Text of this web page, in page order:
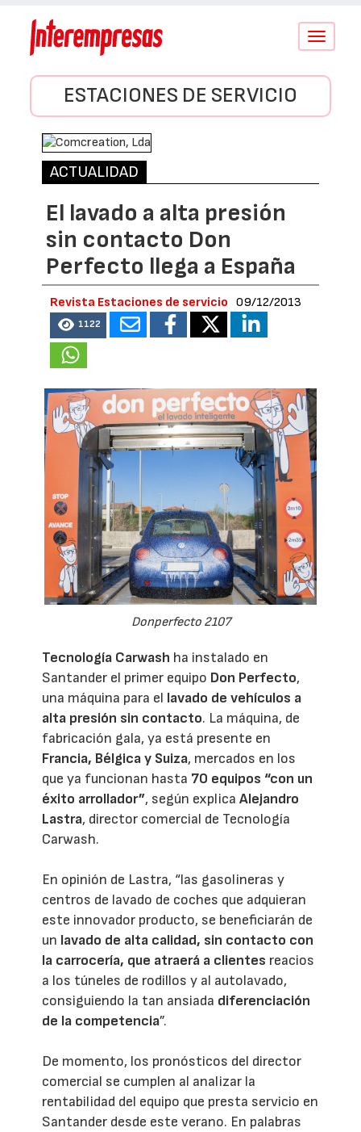
Conmutar
ESTACIONES DE SERVICIO
ACTUALIDAD
El lavado a alta presión
sin contacto Don
Perfecto llega a España
Revista Estaciones de servicio 09/12/2013
1122
Donperfecto 2107
Tecnología Carwash ha instalado en
Santander el primer equipo Don Perfecto,
una máquina para el lavado de vehículos a
alta presión sin contacto. La máquina, de
fabricación gala, ya está presente en
Francia, Bélgica y Suiza, mercados en los
que ya funcionan hasta 70 equipos “con un
éxito arrollador”, según explicaAlejandro
Lastra, director comercial de Tecnología
Carwash.
En opinión de Lastra, “las gasolineras y
centros de lavado de coches que adquieran
este innovador producto, se beneficiarán de
un lavado de alta calidad, sin contacto con
la carrocería, que atraerá a clientes reacios
a los túneles de rodillos y al autolavado,
consiguiendo la tan ansiada diferenciación
de la competencia”.
De momento, los pronósticos del director
comercial se cumplen al analizar la
rentabilidad del equipo que presta servicio en
Santander desde este verano. En palabras